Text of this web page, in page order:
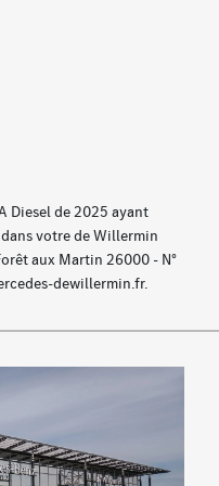
pluie
Benz
pour l'utilisation des
Information
8G-DCT
avec limiteur de
10''
Diesel de 2025 ayant
votre de Willermin
aux Martin 26000 - N°
dewillermin.fr.